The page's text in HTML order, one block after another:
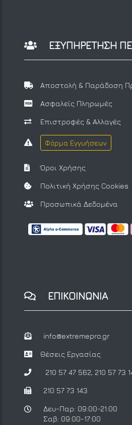
ΕΞΥΠΗΡΕΤΗΣΗ
Αποστολή & Παράδοση
Ασφαλείς Πληρωμές
Επιστροφές & Αλλαγές
Φόρμα Εγγυήσεων
Όροι Χρήσης
Πολιτική Χρήσης Cookies
Προσωπικά Δεδομένα
ΕΠΙΚΟΙΝΩΝΙΑ
info@extremepro.gr
Θέσεις Εργασίας
210 57 47 562, 210 57 73
210 57 73 143
Δευ-Παρ: 09:00-21:00
Σαβ: 09:00-17:00